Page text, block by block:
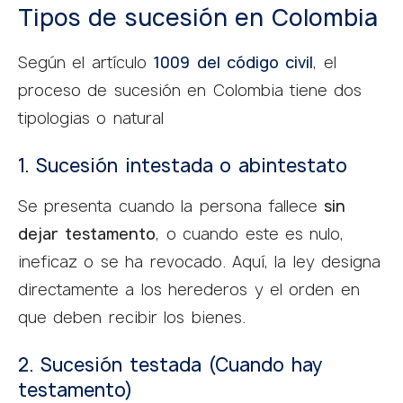
Tipos de sucesión en Colombia
Según el artículo 1009 del código civil, el
proceso de sucesión en Colombia tiene dos
tipologias o natural
1. Sucesión intestada o abintestato
Se presenta cuando la persona fallece sin
dejar testamento, o cuando este es nulo,
ineficaz o se ha revocado. Aquí, la ley designa
directamente a los herederos y el orden en
que deben recibir los bienes.
2. Sucesión testada (Cuando hay
testamento)